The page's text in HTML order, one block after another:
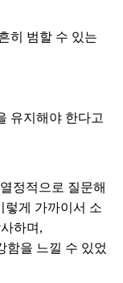
히 범할 수 있는
유지해야 한다고
열정적으로 질문해
렇게 가까이서 소
하며 ,
함을 느낄 수 있었